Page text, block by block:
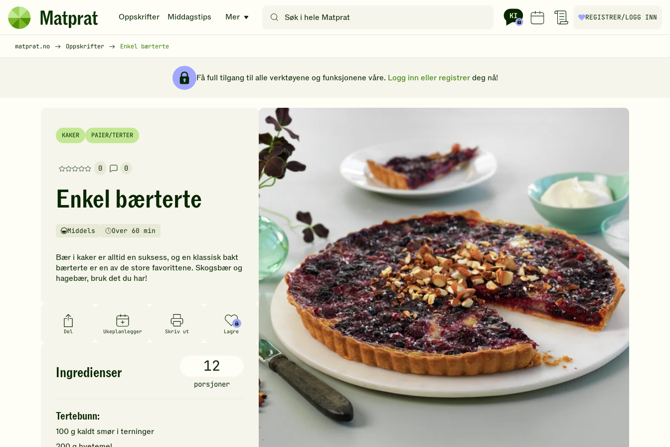
Hopp til hovedinnhold
Matprat
hjemmeside
Oppskrifter Middagstips Mer
etter
REGISTRER/LOGG INN
matprat.no Oppskrifter Enkel bærterte
Få full tilgang til alle verktøyene og funksjonene våre. Logg inn eller registrer deg nå!
KAKER PAIER/TERTER
0
Denne
har
foreløpig
vurderinger.
første
til
å
oppskriften.
0
Enkel bærterte
Vanskelighetsgrad
Middels
TilberedningstidOver 60 min
Bær i kaker er alltid en suksess, og en klassisk bakt
bærterte er en av de store favorittene. Skogsbær og
hagebær, bruk det du har!
Del Ukeplanlegger Skriv ut Lagre
Ingredienser 12
porsjoner
Tertebunn:
100g kaldtsmør i terninger